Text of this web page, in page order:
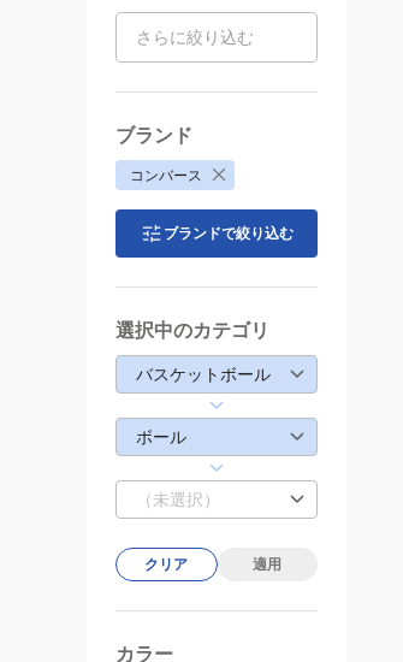
ブランド
コンバース
ブランドで絞り込む
選択中のカテゴリ
バスケットボール
ボール
（未選択）
クリア 適用
カラー